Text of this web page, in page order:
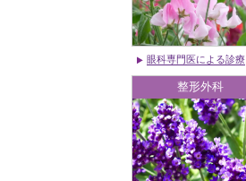
眼科専門医による診療
整形外科